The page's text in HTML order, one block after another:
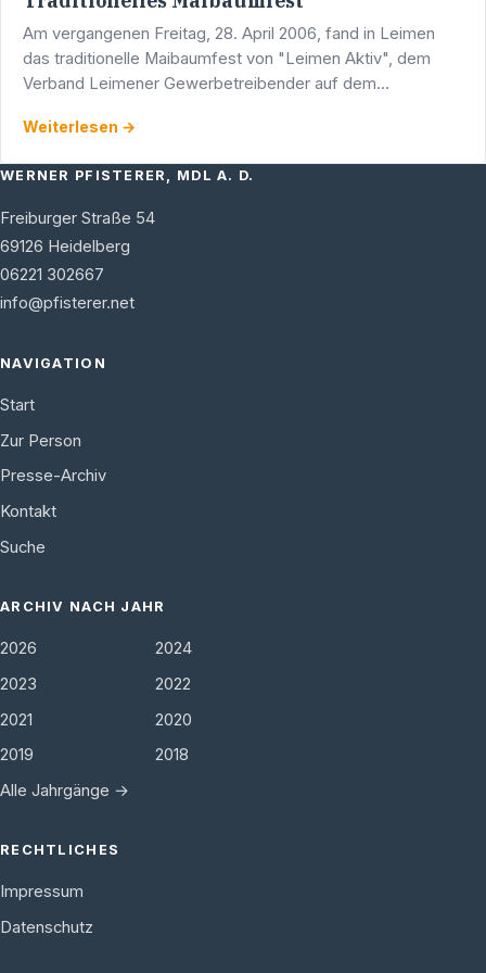
Am vergangenen Freitag, 28. April 2006, fand in Leimen
das traditionelle Maibaumfest von "Leimen Aktiv", dem
Verband Leimener Gewerbetreibender auf dem
unterhielt mit …
Weiterlesen →
WERNER PFISTERER, MDL A. D.
Freiburger Straße 54
69126 Heidelberg
06221 302667
info@pfisterer.net
NAVIGATION
Start
Zur Person
Presse-Archiv
Kontakt
Suche
ARCHIV NACH JAHR
2026
2024
2023
2022
2021
2020
2019
2018
Alle Jahrgänge →
RECHTLICHES
Impressum
Datenschutz